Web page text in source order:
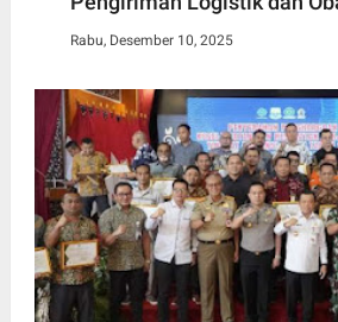
Rabu, Desember 10, 2025